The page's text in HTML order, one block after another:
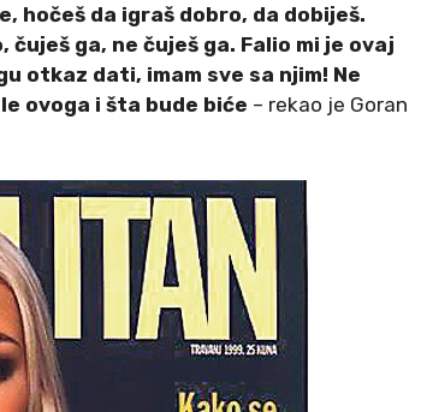
hočeš da igraš dobro, da dobiješ.
ga, ne čuješ ga. Falio mi je ovaj
otkaz dati, imam sve sa njim! Ne
ovoga i šta bude biće – rekao je Goran